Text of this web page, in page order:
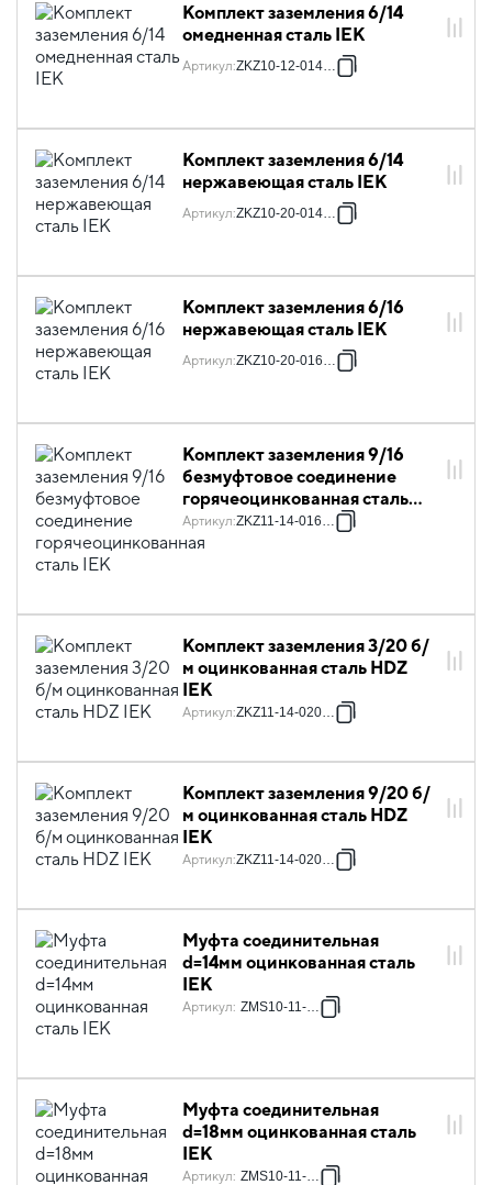
Комплект заземления 6/14
омедненная сталь IEK
Артикул:ZKZ10-12-014-06
Комплект заземления 6/14
нержавеющая сталь IEK
Артикул:ZKZ10-20-014-06
Комплект заземления 6/16
нержавеющая сталь IEK
Артикул:ZKZ10-20-016-06
Комплект заземления 9/16
безмуфтовое соединение
горячеоцинкованная сталь
IEK
Артикул:ZKZ11-14-016-09
Комплект заземления 3/20 б/
м оцинкованная сталь HDZ
IEK
Артикул:ZKZ11-14-020-03
Комплект заземления 9/20 б/
м оцинкованная сталь HDZ
IEK
Артикул:ZKZ11-14-020-09
Муфта соединительная
d=14мм оцинкованная сталь
IEK
Артикул: ZMS10-11-014
Муфта соединительная
d=18мм оцинкованная сталь
IEK
Артикул: ZMS10-11-018